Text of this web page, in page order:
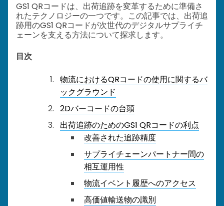
GS1 QRコードは、出荷追跡を変革するために準備さ
れたテクノロジーの一つです。この記事では、出荷追
跡用のGS1 QRコードが次世代のデジタルサプライチ
ェーンを支える方法について探求します。
目次
物流におけるQRコードの使用に関するバ
ックグラウンド
2Dバーコードの台頭
出荷追跡のためのGS1 QRコードの利点
改善された追跡精度
サプライチェーンパートナー間の
相互運用性
物流イベント履歴へのアクセス
高価値輸送物の識別